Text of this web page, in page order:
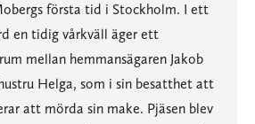
första tid i Stockholm. I ett
en tidig vårkväll äger ett
mellan hemmansägaren Jakob
Helga, som i sin besatthet att
att mörda sin make. Pjäsen blev